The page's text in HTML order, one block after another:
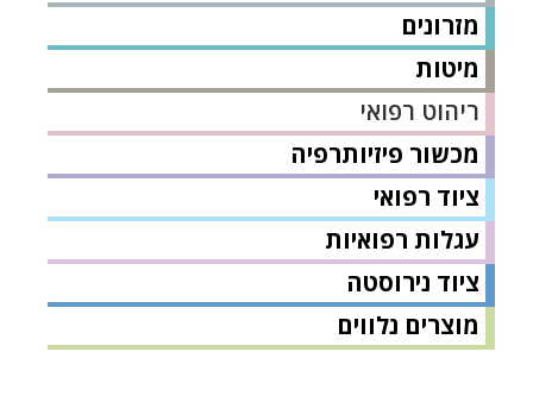
מזרונים
מיטות
ריהוט רפואי
מכשור פיזיותרפיה
ציוד רפואי
עגלות רפואיות
ציוד נירוסטה
מוצרים נלווים